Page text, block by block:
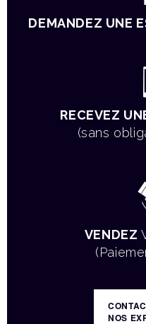
DEMANDEZ UNE
RECEVEZ
(sans
VENDEZ
NOS